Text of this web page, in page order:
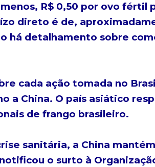
R$ 0,50 por ovo fértil
direto é de,
há detalhamento sobre
cada ação tomada no
a China. O país asiático
de frango brasileiro.
sanitária, a China
o surto à